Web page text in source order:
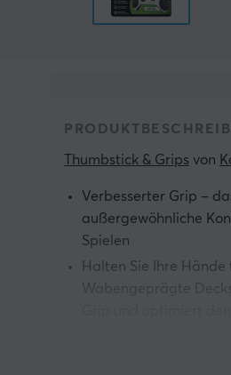
Thumbstick & Grips von
Verbesserter Grip –
außergewöhnliche
Spielen
Halten Sie Ihre Hände